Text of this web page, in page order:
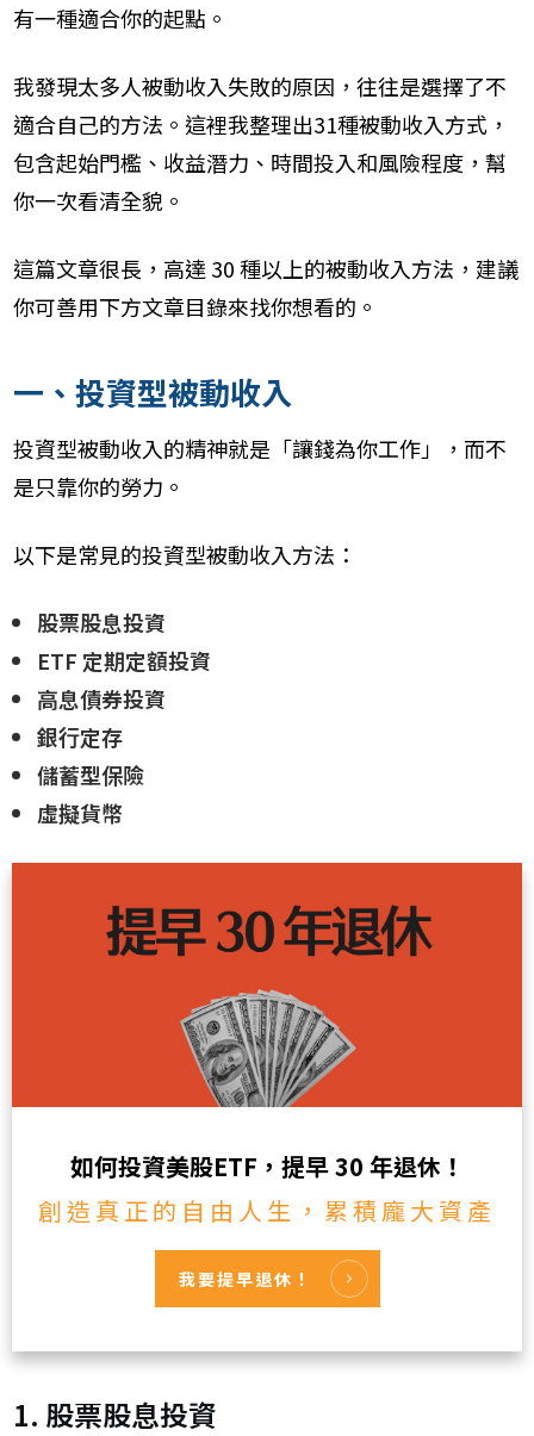
有一種適合你的起點。
我發現太多人被動收入失敗的原因，往往是選擇了不
適合自己的方法。這裡我整理出31種被動收入方式，
包含起始門檻、收益潛力、時間投入和風險程度，幫
你一次看清全貌。
這篇文章很長，高達 30 種以上的被動收入方法，建議
你可善用下方文章目錄來找你想看的。
一、投資型被動收入
投資型被動收入的精神就是「讓錢為你工作」，而不
是只靠你的勞力。
以下是常見的投資型被動收入方法：
股票股息投資
ETF 定期定額投資
高息債券投資
銀行定存
儲蓄型保險
虛擬貨幣
如何投資美股ETF，提早 30 年退休！
創造真正的自由人生，累積龐大資產
我要提早退休！
1. 股票股息投資